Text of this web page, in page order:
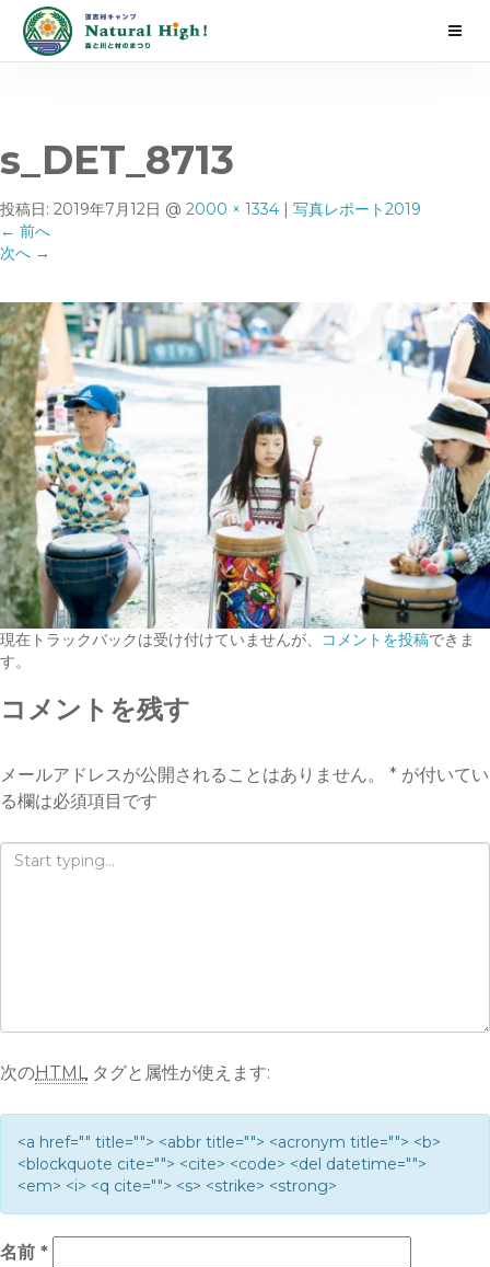
s_DET_8713
投稿日: 2019年7月12日 @ 2000 × 1334 | 写真レポート2019
← 前へ
次へ →
現在トラックバックは受け付けていませんが、 コメントを投稿できま
す。
コメントを残す
メールアドレスが公開されることはありません。 * が付いてい
る欄は必須項目です
次のHTMLタグと属性が使えます:
<a href="" title=""> <abbr title=""> <acronym title=""> <b>
<blockquote cite=""> <cite> <code> <del datetime="">
<em> <i> <q cite=""> <s> <strike> <strong>
名前 *